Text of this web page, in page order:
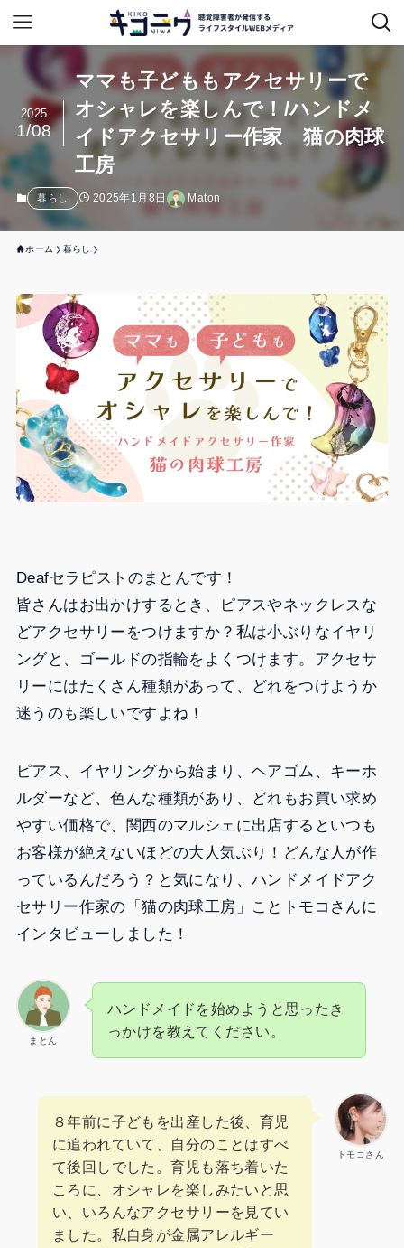
ママも子どももアクセサリーで
オシャレを楽しんで！/ハンドメ
イドアクセサリー作家 猫の肉球
工房
2025
1/08
暮らし 2025年1月8日 Maton
ホーム 暮らし
Deafセラピストのまとんです！
皆さんはお出かけするとき、ピアスやネックレスな
どアクセサリーをつけますか？私は小ぶりなイヤリ
ングと、ゴールドの指輪をよくつけます。アクセサ
リーにはたくさん種類があって、どれをつけようか
迷うのも楽しいですよね！
ピアス、イヤリングから始まり、ヘアゴム、キーホ
ルダーなど、色んな種類があり、どれもお買い求め
やすい価格で、関西のマルシェに出店するといつも
お客様が絶えないほどの大人気ぶり！どんな人が作
っているんだろう？と気になり、ハンドメイドアク
セサリー作家の「猫の肉球工房」ことトモコさんに
インタビューしました！
まとん
ハンドメイドを始めようと思ったき
っかけを教えてください。
トモコさん
８年前に子どもを出産した後、育児
に追われていて、自分のことはすべ
て後回しでした。育児も落ち着いた
ころに、オシャレを楽しみたいと思
い、いろんなアクセサリーを見てい
ました。私自身が金属アレルギー